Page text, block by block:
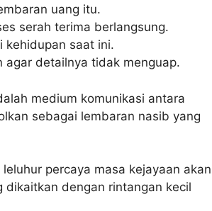
uang itu.
serah terima berlangsung.
kehidupan saat ini.
detailnya tidak menguap.
medium komunikasi antara
sebagai lembaran nasib yang
percaya masa kejayaan akan
dikaitkan dengan rintangan kecil